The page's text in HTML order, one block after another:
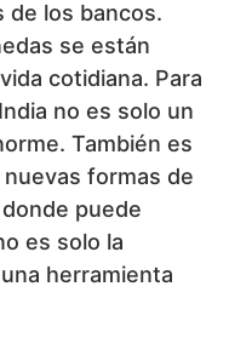
de los bancos.
se están
cotidiana. Para
no es solo un
También es
formas de
puede
es solo la
herramienta